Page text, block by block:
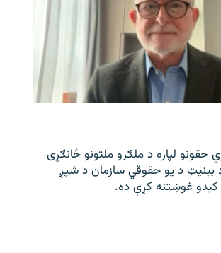
حقونو لپاره د ملګرو ملتونو ځانګړی
بېنیټ د یو حقوقي سازمان د شپږ
غوښتنه کړې ده.